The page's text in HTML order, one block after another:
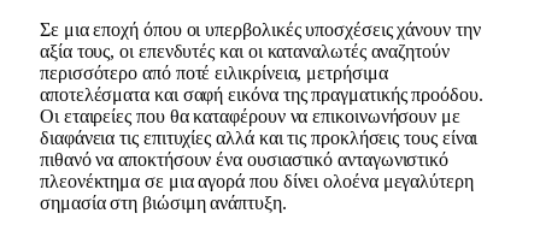
Σε μια εποχή όπου οι υπερβολικές υποσχέσεις χάνουν την
αξία τους, οι επενδυτές και οι καταναλωτές αναζητούν
περισσότερο από ποτέ ειλικρίνεια, μετρήσιμα
αποτελέσματα και σαφή εικόνα της πραγματικής προόδου.
Οι εταιρείες που θα καταφέρουν να επικοινωνήσουν με
διαφάνεια τις επιτυχίες αλλά και τις προκλήσεις τους είναι
πιθανό να αποκτήσουν ένα ουσιαστικό ανταγωνιστικό
πλεονέκτημα σε μια αγορά που δίνει ολοένα μεγαλύτερη
σημασία στη βιώσιμη ανάπτυξη.